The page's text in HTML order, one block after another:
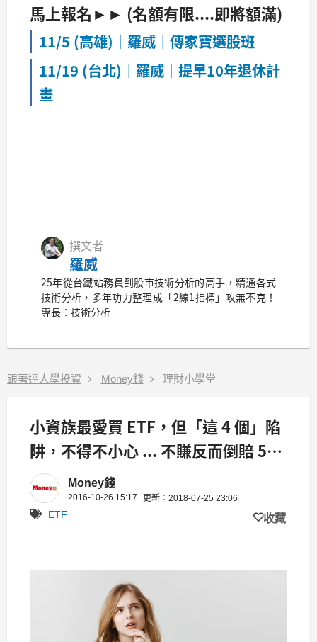
馬上報名►► (名額有限....即將額滿)
11/5 (高雄)｜羅威｜傳家寶選股班
11/19 (台北)｜羅威｜提早10年退休計
畫
撰文者
羅威
25年從台鐵站務員到股市技術分析的高手，精通各式
技術分析，多年功力整理成「2線1指標」攻無不克！
專長：技術分析
跟著達人學投資 Money錢 理財小學堂
小資族最愛買 ETF，但「這 4 個」陷
阱，不得不小心 ... 不賺反而倒賠 500
萬！
Money錢
2016-10-26 15:17 更新：2018-07-25 23:06
ETF 收藏